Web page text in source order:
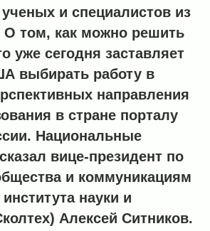
и специалистов из
О том, как можно решить
уже сегодня заставляет
выбирать работу в
направления
в стране порталу
Национальные
вице-президент по
и коммуникациям
науки и
Алексей Ситников.